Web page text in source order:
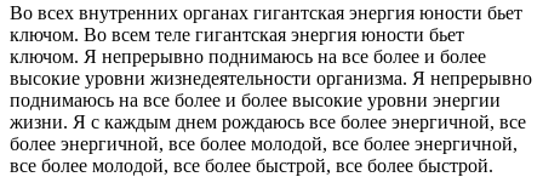
Во всех внутренних органах гигантская энергия юности бьет
ключом. Во всем теле гигантская энергия юности бьет
ключом. Я непрерывно поднимаюсь на все более и более
высокие уровни жизнедеятельности организма. Я непрерывно
поднимаюсь на все более и более высокие уровни энергии
жизни. Я с каждым днем рождаюсь все более энергичной, все
более энергичной, все более молодой, все более энергичной,
все более молодой, все более быстрой, все более быстрой.